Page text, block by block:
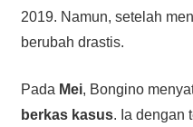
2019. Namun, setelah
berubah drastis.
Pada Mei, Bongino
berkas kasus. Ia dengan